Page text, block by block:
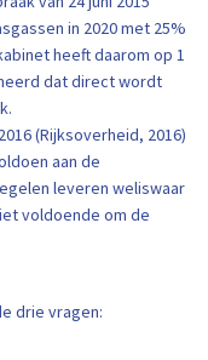
in 2020 met 25%
heeft daarom op 1
dat direct wordt
(Rijksoverheid, 2016)
aan de
leveren weliswaar
voldoende om de
drie vragen: